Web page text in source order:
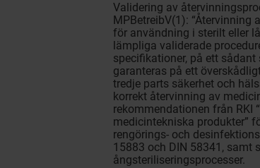
Validering av
MPBetreibV(1):
för användning i sterilt eller
lämpliga validerade
specifikationer, på ett
garanteras på ett
tredje parts säkerhet och
korrekt återvinning av
rekommendationen från RKI
medicintekniska produkter”
rengörings- och
15883 och DIN 58341, samt
ångsteriliseringsprocesser.